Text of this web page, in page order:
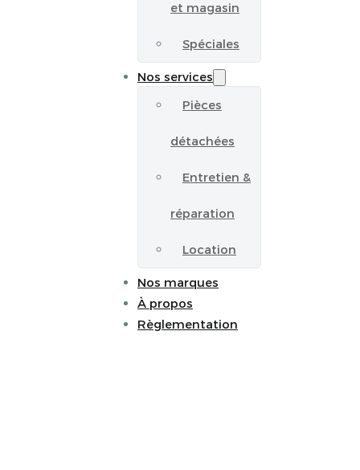
et magasin
Spéciales
Nos services
Pièces
détachées
Entretien &
réparation
Location
Nos marques
À propos
Règlementation